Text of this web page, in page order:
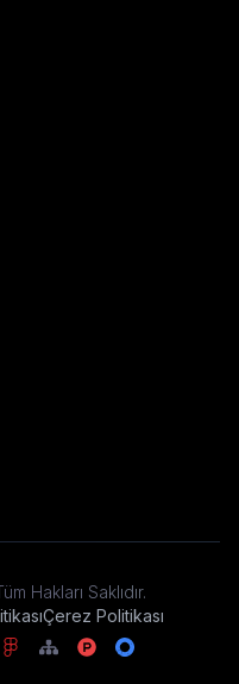
Hakları Saklıdır.
Çerez Politikası